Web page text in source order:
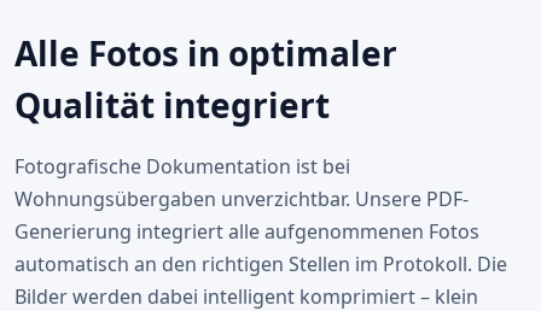
Alle Fotos in optimaler
Qualität integriert
Fotografische Dokumentation ist bei
Wohnungsübergaben unverzichtbar. Unsere PDF-
Generierung integriert alle aufgenommenen Fotos
automatisch an den richtigen Stellen im Protokoll. Die
Bilder werden dabei intelligent komprimiert – klein